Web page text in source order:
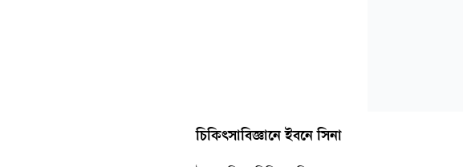
চিকিৎসাবিজ্ঞানে ইবনে সিনা